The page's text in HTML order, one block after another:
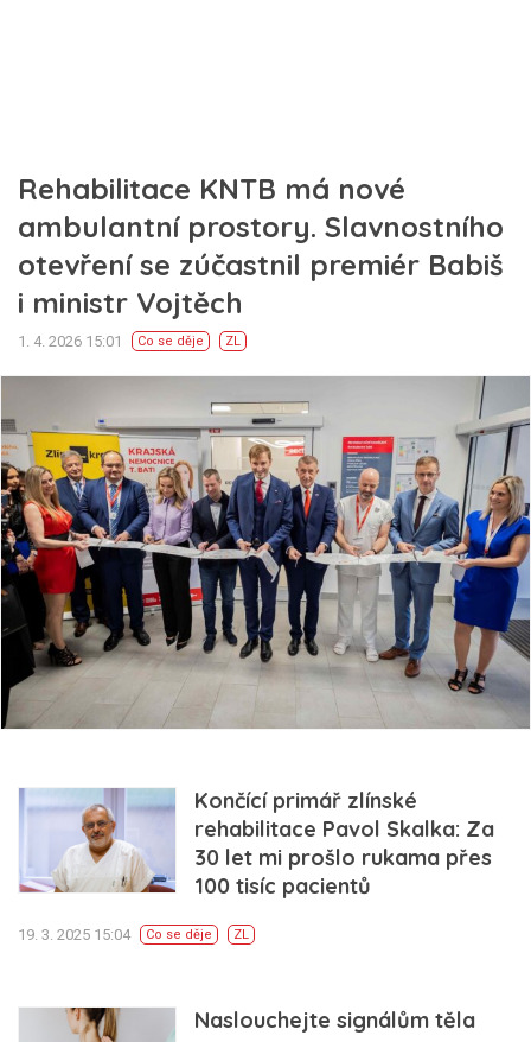
Rehabilitace KNTB má nové
ambulantní prostory. Slavnostního
otevření se zúčastnil premiér Babiš
i ministr Vojtěch
1. 4. 2026 15:01 Co se děje ZL
Končící primář zlínské
rehabilitace Pavol Skalka: Za
30 let mi prošlo rukama přes
100 tisíc pacientů
19. 3. 2025 15:04 Co se děje ZL
Naslouchejte signálům těla